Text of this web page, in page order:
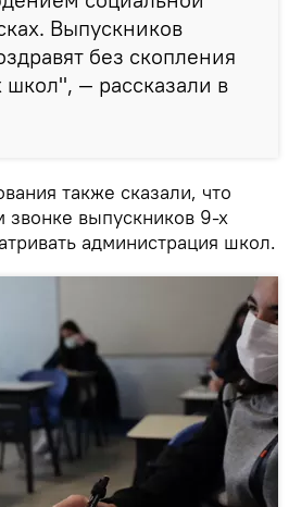
Выпускников
без скопления
— рассказали в
также сказали, что
звонке выпускников 9-х
администрация школ.